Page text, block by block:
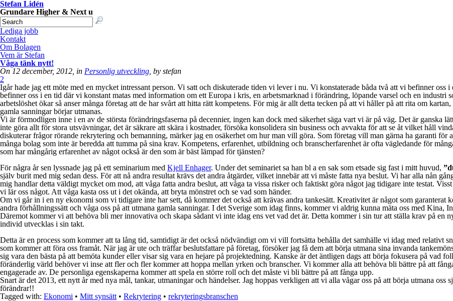
Stefan Lidén
Grundare Higher & Next u
Lediga jobb
Kontakt
Om Bolagen
Vem är Stefan
Våga tänk nytt!
On 12 december, 2012, in Personlig utveckling , by stefan
2
Igår hade jag ett möte med en mycket intressant person. Vi satt och diskuterade tiden vi lever i nu. Vi konstaterade båda två att vi befinner
befinner oss i en tid där vi konstant matas med information om ett Europa i kris, en arbetsmarknad i förändring, löpande varsel och en industri
arbetslöshet ökar så anser många företag att de har svårt att hitta rätt kompetens. För mig är allt detta tecken på att vi håller på att rita om
gamla sanningar börjar utmanas.
Vi är förmodligen inne i en av de största förändringsfaserna på decennier, ingen kan dock med säkerhet säga vart vi är på väg. Det är ganska
inte göra allt för stora utsvävningar, det är säkrare att skära i kostnader, försöka konsolidera sin business och avvakta för att se åt vilket håll
diskuterar frågor rörande rekrytering och bemanning, märker jag en osäkerhet om hur man vill göra. Som företag vill man gärna ha garanti för
många bolag som inte är beredda att tumma på sina krav. Kompetens, erfarenhet, utbildning och branscherfarenhet är ofta vägledande för
som har mångårig erfarenhet av något också är den som är bäst lämpad för tjänsten?
För några år sen lyssnade jag på ett seminarium med Kjell Enhager. Under det seminariet sa han bl a en sak som etsade sig fast i mitt huvud,
själv burit med mig sedan dess. För att nå andra resultat krävs det andra åtgärder, vilket innebär att vi måste fatta nya beslut. Vi har alla nån
mig handlar detta väldigt mycket om mod, att våga fatta andra beslut, att våga ta vissa risker och faktiskt göra något jag tidigare inte testat.
vi lär oss något. Att våga kasta oss ut i det okända, att bryta mönstret och se vad som händer.
Om vi går in i en ny ekonomi som vi tidigare inte har sett, då kommer det också att krävas andra tankesätt. Kreativitet är något som garanterat
andra förhållningssätt och våga oss på att utmana gamla sanningar. I det Sverige som idag finns, kommer vi aldrig kunna mäta oss med
Däremot kommer vi att behöva bli mer innovativa och skapa sådant vi inte idag ens vet vad det är. Detta kommer i sin tur att ställa krav på
individ utvecklas i sin takt.
Detta är en process som kommer att ta lång tid, samtidigt är det också nödvändigt om vi vill fortsätta behålla det samhälle vi idag med relativt
som kommer att föra oss framåt. När jag är ute och träffar beslutsfattare på företag, försöker jag få dem att börja utmana sina invanda
sig vara den bästa på att bemöta kunder eller visar sig vara en hejare på projektedning. Kanske är det äntligen dags att börja fokusera på
föränderlig värld behöver vi inse att fler och fler kommer att hoppa mellan yrken och branscher. Vi kommer alla att behöva bli bättre på att
engagerade av. De personliga egenskaperna kommer att spela en större roll och det måste vi bli bättre på att fånga upp.
Snart är det 2013, ett nytt år med nya mål, tankar, utmaningar och händelser. Jag hoppas verkligen att vi alla vågar oss på att börja utmana
förändrar!!
Tagged with: Ekonomi • Mitt synsätt • Rekrytering • rekryteringsbranschen